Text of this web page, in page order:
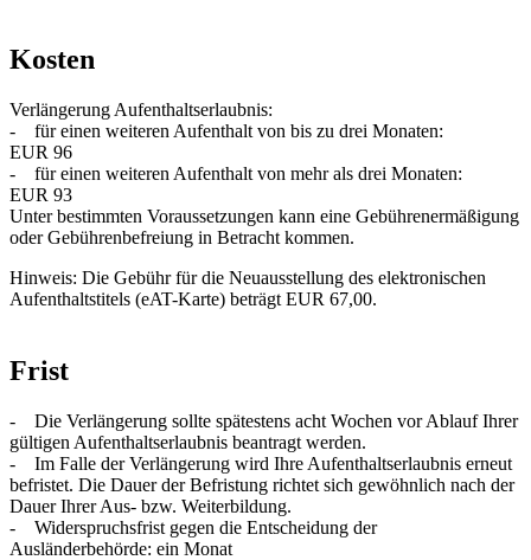
Kosten
Verlängerung Aufenthaltserlaubnis:
- für einen weiteren Aufenthalt von bis zu drei Monaten:
EUR 96
- für einen weiteren Aufenthalt von mehr als drei Monaten:
EUR 93
Unter bestimmten Voraussetzungen kann eine Gebührenermäßigung
oder Gebührenbefreiung in Betracht kommen.
Hinweis: Die Gebühr für die Neuausstellung des elektronischen
Aufenthaltstitels (eAT-Karte) beträgt EUR 67,00.
Frist
- Die Verlängerung sollte spätestens acht Wochen vor Ablauf Ihrer
gültigen Aufenthaltserlaubnis beantragt werden.
- Im Falle der Verlängerung wird Ihre Aufenthaltserlaubnis erneut
befristet. Die Dauer der Befristung richtet sich gewöhnlich nach der
Dauer Ihrer Aus- bzw. Weiterbildung.
- Widerspruchsfrist gegen die Entscheidung der
Ausländerbehörde: ein Monat